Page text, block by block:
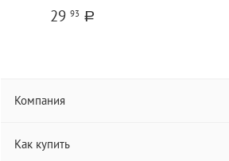
29 93 a
Компания
Как купить